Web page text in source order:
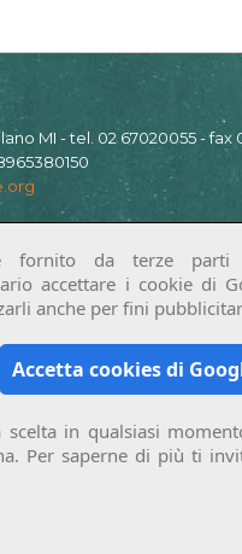
MI - tel. 02 67020055 - fax
fornito da terze parti
accettare i cookie di
anche per fini
Accetta cookies di
scelta in qualsiasi
Per saperne di più ti